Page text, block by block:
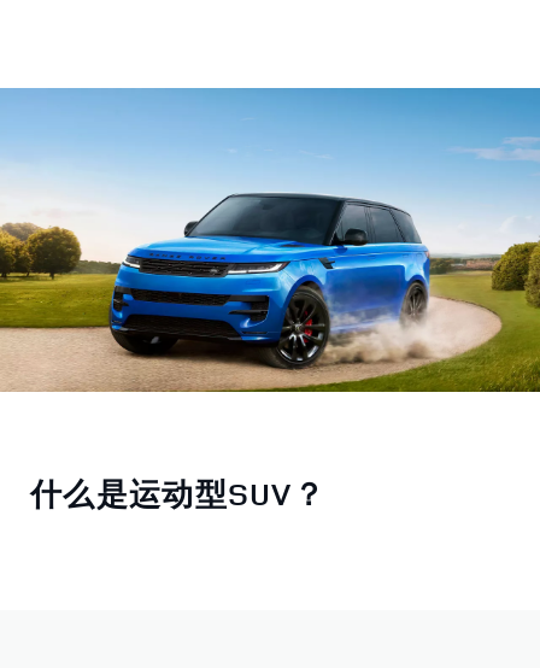
什么是运动型SUV？